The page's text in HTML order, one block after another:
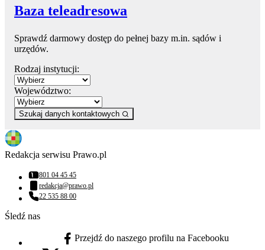
Baza teleadresowa
Sprawdź darmowy dostęp do pełnej bazy m.in. sądów i
urzędów.
Rodzaj instytucji:
Województwo:
Szukaj danych kontaktowych
Redakcja serwisu Prawo.pl
Numer telefonu:
801 04 45 45
Adres email:
redakcja@prawo.pl
Numer telefonu:
22 535 88 00
Śledź nas
facebook - otwiera się w nowej karcie
Przejdź do naszego profilu na Facebooku